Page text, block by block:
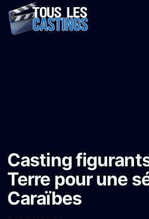
Casting
Terre pour une
Caraïbes